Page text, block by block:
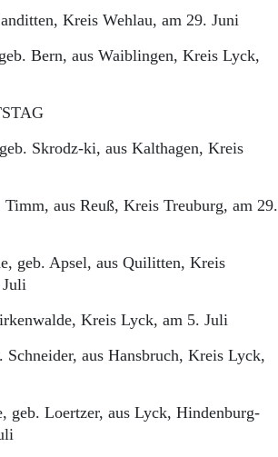
Aktuelle Ausgabe
Abonnenten-Login
Abonnent werden
Mediadaten
Kontakt
Kreis Wehlau, am 29. Juni
Bern, aus Waiblingen, Kreis Lyck,
Skrodz-ki, aus Kalthagen, Kreis
aus Reuß, Kreis Treuburg, am 29.
geb. Apsel, aus Quilitten, Kreis
Kreis Lyck, am 5. Juli
Schneider, aus Hansbruch, Kreis Lyck,
geb. Loertzer, aus Lyck, Hindenburg-